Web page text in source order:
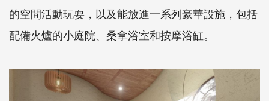
的空間活動玩耍，以及能放進一系列豪華設施，包括
配備火爐的小庭院、桑拿浴室和按摩浴缸。